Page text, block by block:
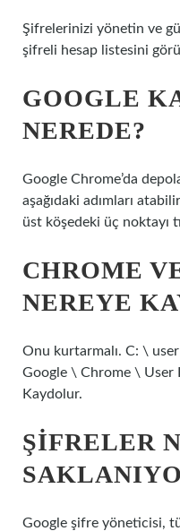
Şifrelerinizi yönetin ve
şifreli hesap listesini
GOOGLE
NEREDE?
Google Chrome’da
aşağıdaki adımları
üst köşedeki üç noktayı
CHROME
NEREYE
Onu kurtarmalı. C: \
Google \ Chrome \ User
Kaydolur.
ŞIFRELER
Google şifre yöneticisi,